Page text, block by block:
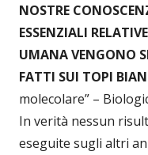
NOSTRE
ESSENZIALI
UMANA VENGONO
FATTI SUI TOPI
molecolare” –
In verità nessun
eseguite sugli altri